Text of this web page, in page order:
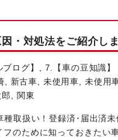
・対処法をご紹介しま
ログ】 , 7.【車の豆知識】
, 新古車, 未使用車, 未使用
, 関東
取扱い！登録済･届出済
のために知っておきたい